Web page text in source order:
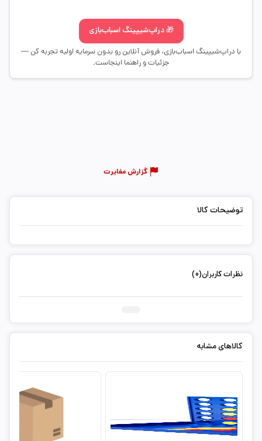
🎁 دراپ‌شیپینگ اسباب‌بازی
با دراپ‌شیپینگ اسباب‌بازی، فروش آنلاین رو بدون سرمایه اولیه تجربه کن —
جزئیات و راهنما اینجاست.
گزارش مغایرت
توضیحات کالا
نظرات کاربران(0)
کالاهای مشابه